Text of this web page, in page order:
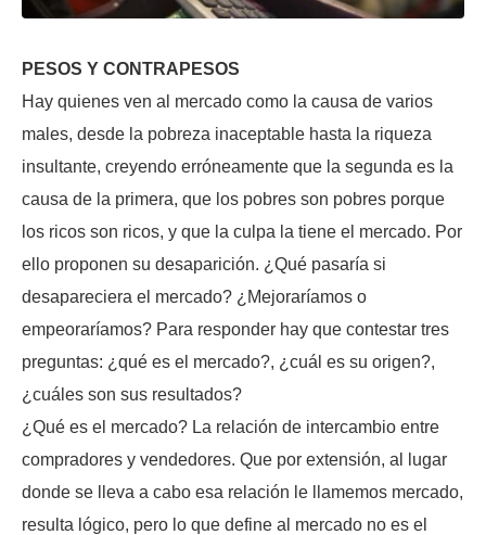
PESOS Y CONTRAPESOS
Hay quienes ven al mercado como la causa de varios
males, desde la pobreza inaceptable hasta la riqueza
insultante, creyendo erróneamente que la segunda es la
causa de la primera, que los pobres son pobres porque
los ricos son ricos, y que la culpa la tiene el mercado. Por
ello proponen su desaparición. ¿Qué pasaría si
desapareciera el mercado? ¿Mejoraríamos o
empeoraríamos? Para responder hay que contestar tres
preguntas: ¿qué es el mercado?, ¿cuál es su origen?,
¿cuáles son sus resultados?
¿Qué es el mercado? La relación de intercambio entre
compradores y vendedores. Que por extensión, al lugar
donde se lleva a cabo esa relación le llamemos mercado,
resulta lógico, pero lo que define al mercado no es el